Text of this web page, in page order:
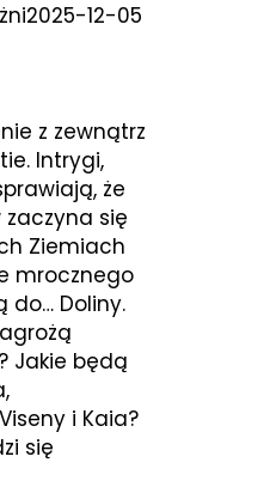
2025-12-05
z zewnątrz
Intrygi,
że
się
Ziemiach
mrocznego
do… Doliny.
Jakie będą
i Kaia?
się